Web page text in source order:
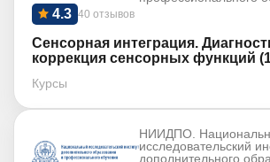
40 отзывов
4.3
Сенсорная интеграция.
коррекция сенсорных функций
Курсы
НИИДПО.
исследовательский
дополнительного